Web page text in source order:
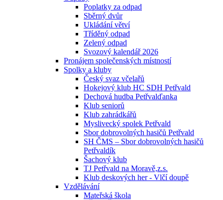
Poplatky za odpad
Sběrný dvůr
Ukládání větví
Tříděný odpad
Zelený odpad
Svozový kalendář 2026
Pronájem společenských místností
Spolky a kluby
Český svaz včelařů
Hokejový klub HC SDH Petřvald
Dechová hudba Petřvalďanka
Klub seniorů
Klub zahrádkářů
Myslivecký spolek Petřvald
Sbor dobrovolných hasičů Petřvald
SH ČMS – Sbor dobrovolných hasičů
Petřvaldík
Šachový klub
TJ Petřvald na Moravě,z.s.
Klub deskových her - Vlčí doupě
Vzdělávání
Mateřská škola